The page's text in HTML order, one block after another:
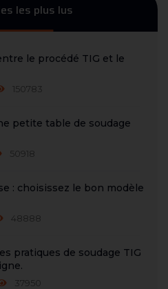
les plus lus
le procédé TIG et le
150783
petite table de soudage
50918
: choisissez le bon modèle
48888
pratiques de soudage TIG
37950